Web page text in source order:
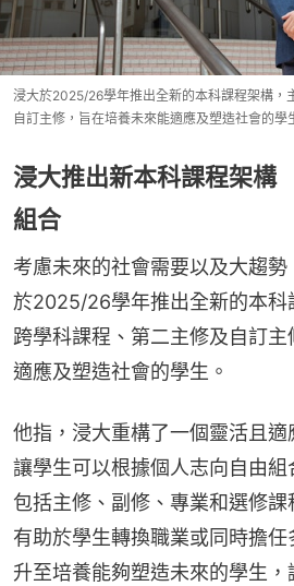
浸大於2025/26學年推出全新的本科課程架構，
自訂主修，旨在培養未來能適應及塑造社會的學
浸大推出新本科課程架
組合
考慮未來的社會需要以及大趨
於2025/26學年推出全新的本科
跨學科課程、第二主修及自訂
適應及塑造社會的學生。
他指，浸大重構了一個靈活且適
讓學生可以根據個人志向自由組
包括主修、副修、專業和選修
有助於學生轉換職業或同時擔
升至培養能夠塑造未來的學生